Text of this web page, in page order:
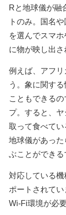
Rと地球儀が融
トのみ。国名
を選んでスマ
に物が映し出さ
例えば、アフ
う。象に関す
こともできる
プ。すると、
取って食べて
地球儀があっ
ぶことができる
対応している
ポートされて
Wi-Fi環境が必要